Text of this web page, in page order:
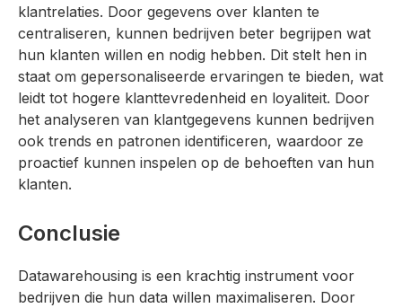
klantrelaties. Door gegevens over klanten te
centraliseren, kunnen bedrijven beter begrijpen wat
hun klanten willen en nodig hebben. Dit stelt hen in
staat om gepersonaliseerde ervaringen te bieden, wat
leidt tot hogere klanttevredenheid en loyaliteit. Door
het analyseren van klantgegevens kunnen bedrijven
ook trends en patronen identificeren, waardoor ze
proactief kunnen inspelen op de behoeften van hun
klanten.
Conclusie
Datawarehousing is een krachtig instrument voor
bedrijven die hun data willen maximaliseren. Door